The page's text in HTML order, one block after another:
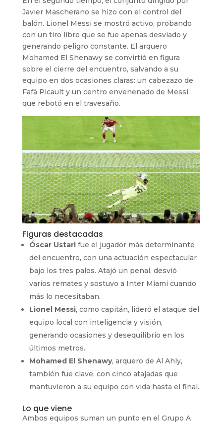
Javier Mascherano se hizo con el control del
balón. Lionel Messi se mostró activo, probando
con un tiro libre que se fue apenas desviado y
generando peligro constante. El arquero
Mohamed El Shenawy se convirtió en figura
sobre el cierre del encuentro, salvando a su
equipo en dos ocasiones claras: un cabezazo de
Fafà Picault y un centro envenenado de Messi
que rebotó en el travesaño.
Figuras destacadas
Óscar Ustarifue el jugador más determinante
del encuentro, con una actuación espectacular
bajo los tres palos. Atajó un penal, desvió
varios remates y sostuvo a Inter Miami cuando
más lo necesitaban.
Lionel Messi, como capitán, lideró el ataque del
equipo local con inteligencia y visión,
generando ocasiones y desequilibrio en los
últimos metros.
Mohamed El Shenawy, arquero de Al Ahly,
también fue clave, con cinco atajadas que
mantuvieron a su equipo con vida hasta el final.
Lo que viene
Ambos equipos suman un punto en el Grupo A